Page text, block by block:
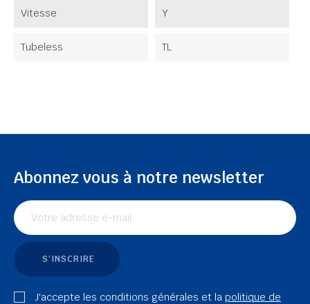
Vitesse Y
Tubeless TL
Abonnez vous à notre newsletter
S'INSCRIRE
J'accepte les conditions générales et la politique de